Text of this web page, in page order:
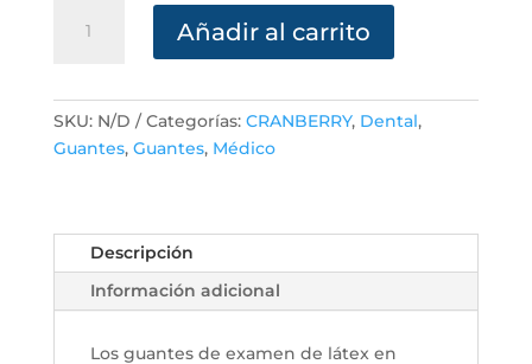
cantidad
Añadir al carrito
SKU: N/D Categorías: CRANBERRY, Dental,
Guantes, Guantes, Médico
Descripción
Información adicional
Los guantes de examen de látex en